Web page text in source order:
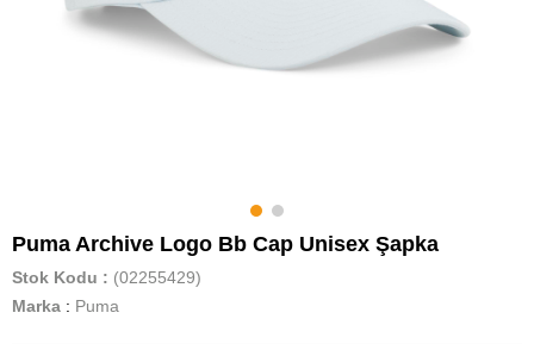
Puma Archive Logo Bb Cap Unisex Şapka
Stok Kodu
(02255429)
Marka : Puma